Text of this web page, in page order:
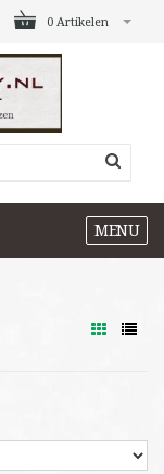
0 Artikelen
MENU